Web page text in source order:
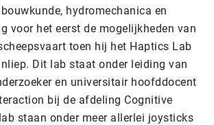
hydromechanica en
voor het eerst de mogelijkheden van
toen hij het Haptics Lab
Dit lab staat onder leiding van
en universitair hoofddocent
bij de afdeling Cognitive
staan onder meer allerlei joysticks